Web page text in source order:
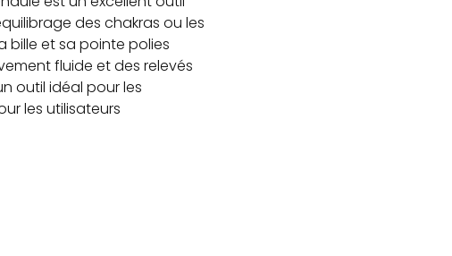
des chakras ou les
bille et sa pointe polies
fluide et des relevés
outil idéal pour les
les utilisateurs